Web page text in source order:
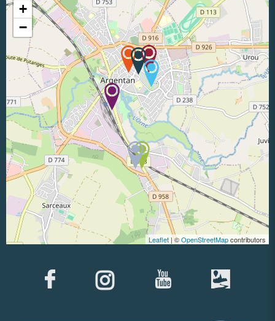
+
−
Leaflet | ©OpenStreetMapcontributors